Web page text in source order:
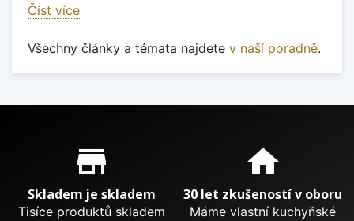
Číst více
Všechny články a témata najdete v naší poradně.
Proč nakupovat u nás?
store_mall_directory
Skladem je skladem
Tisíce produktů skladem
home
30 let zkušeností v oboru
Máme vlastní kuchyňské